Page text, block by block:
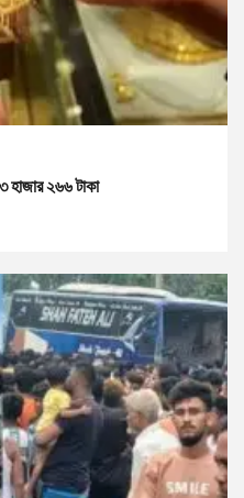
হাজার ২৬৬ টাকা